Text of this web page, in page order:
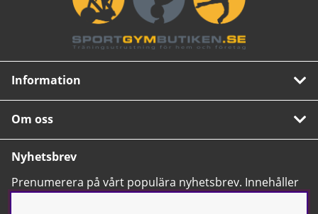
Information
Om oss
Nyhetsbrev
Prenumerera på vårt populära nyhetsbrev. Innehåller
tips, nyheter och våra allra bästa erbjudanden.